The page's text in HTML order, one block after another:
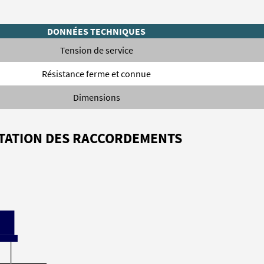
DONNÉES TECHNIQUES
Tension de service
Résistance ferme et connue
Dimensions
DES RACCORDEMENTS